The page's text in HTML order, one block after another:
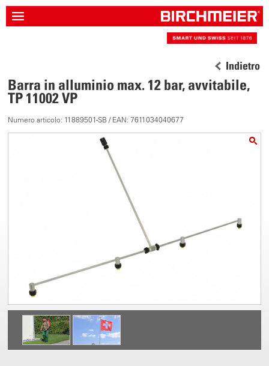
Indietro
Barra in alluminio max. 12 bar, avvitabile,
TP 11002 VP
Numero articolo: 11889501-SB / EAN: 7611034040677